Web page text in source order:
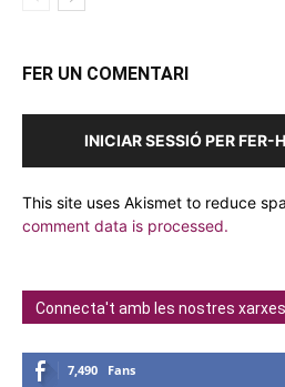
FER UN COMENTARI
INICIAR SESSIÓ PER FER-
This site uses Akismet to reduce
comment data is processed.
Connecta't amb les nostres xarxes
7,490 Fans